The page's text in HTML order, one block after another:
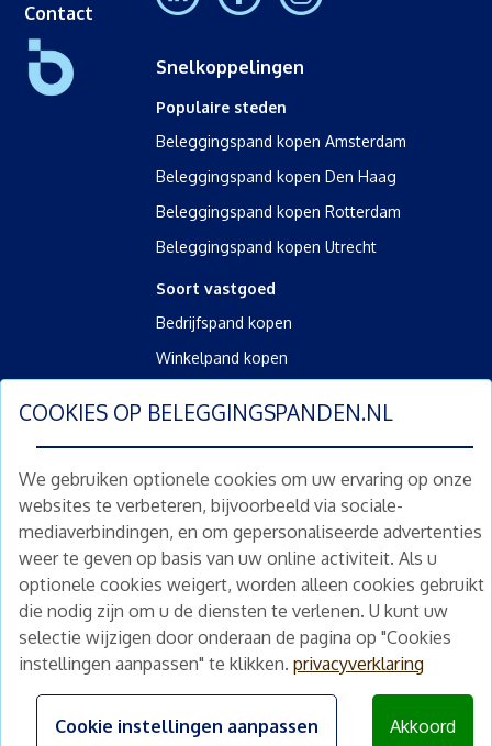
COOKIES OP BELEGGINGSPANDEN.NL
We gebruiken optionele cookies om uw ervaring op onze
websites te verbeteren, bijvoorbeeld via sociale-
mediaverbindingen, en om gepersonaliseerde advertenties
weer te geven op basis van uw online activiteit. Als u
optionele cookies weigert, worden alleen cookies gebruikt
die nodig zijn om u de diensten te verlenen. U kunt uw
selectie wijzigen door onderaan de pagina op "Cookies
instellingen aanpassen" te klikken. privacyverklaring
Cookie instellingen aanpassen Akkoord
Contact
Snelkoppelingen
Populaire steden
Beleggingspand kopen Amsterdam
Beleggingspand kopen Den Haag
Beleggingspand kopen Rotterdam
Beleggingspand kopen Utrecht
Soort vastgoed
Bedrijfspand kopen
Winkelpand kopen
Overig
Diensten
Gratis waardebepaling
Gratis waardebepaling aanvragen